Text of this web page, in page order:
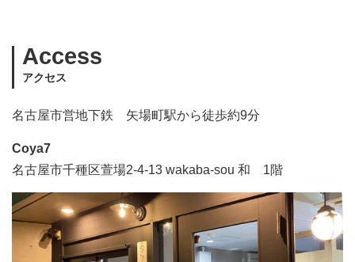
Access
アクセス
名古屋市営地下鉄 矢場町駅から徒歩約9分
Coya7
名古屋市千種区萱場2-4-13 wakaba-sou 和 1階